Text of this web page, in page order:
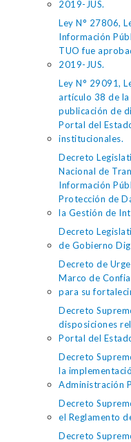
2019-JUS.
Ley N° 27806,
Información
TUO fue
2019-JUS.
Ley N° 29091,
artículo 38 de la
publicación de
Portal del
institucionales.
Decreto
Nacional de
Información
Protección de
la Gestión de
Decreto
de Gobierno
Decreto de
Marco de
para su
Decreto
disposiciones
Portal del
Decreto
la
Administración
Decreto
el Reglamento
Decreto